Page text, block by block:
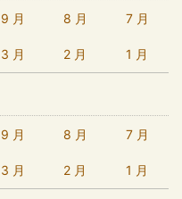
9 月 8 月 7 月
3 月 2 月 1 月
9 月 8 月 7 月
3 月 2 月 1 月